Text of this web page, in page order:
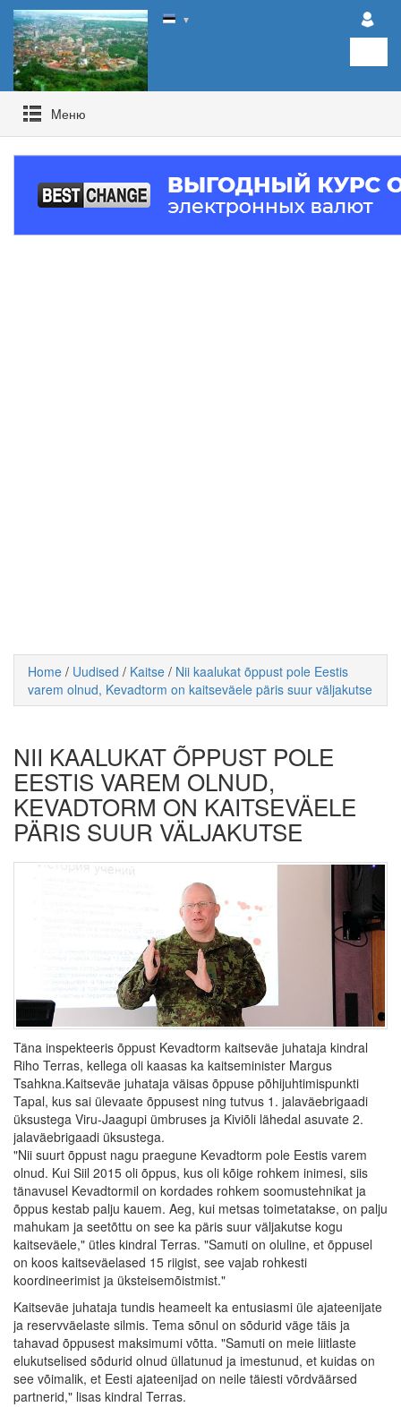
▼
Mеню
Home / Uudised / Kaitse / Nii kaalukat õppust pole Eestis
varem olnud, Kevadtorm on kaitseväele päris suur väljakutse
NII KAALUKAT ÕPPUST POLE
EESTIS VAREM OLNUD,
KEVADTORM ON KAITSEVÄELE
PÄRIS SUUR VÄLJAKUTSE
Täna inspekteeris õppust Kevadtorm kaitseväe juhataja kindral
Riho Terras, kellega oli kaasas ka kaitseminister Margus
Tsahkna.Kaitseväe juhataja väisas õppuse põhijuhtimispunkti
Tapal, kus sai ülevaate õppusest ning tutvus 1. jalaväebrigaadi
üksustega Viru-Jaagupi ümbruses ja Kiviõli lähedal asuvate 2.
jalaväebrigaadi üksustega.
"Nii suurt õppust nagu praegune Kevadtorm pole Eestis varem
olnud. Kui Siil 2015 oli õppus, kus oli kõige rohkem inimesi, siis
tänavusel Kevadtormil on kordades rohkem soomustehnikat ja
õppus kestab palju kauem. Aeg, kui metsas toimetatakse, on palju
mahukam ja seetõttu on see ka päris suur väljakutse kogu
kaitseväele," ütles kindral Terras. "Samuti on oluline, et õppusel
on koos kaitseväelased 15 riigist, see vajab rohkesti
koordineerimist ja üksteisemõistmist."
Kaitseväe juhataja tundis heameelt ka entusiasmi üle ajateenijate
ja reservväelaste silmis. Tema sõnul on sõdurid väge täis ja
tahavad õppusest maksimumi võtta. "Samuti on meie liitlaste
elukutselised sõdurid olnud üllatunud ja imestunud, et kuidas on
see võimalik, et Eesti ajateenijad on neile täiesti võrdväärsed
partnerid," lisas kindral Terras.